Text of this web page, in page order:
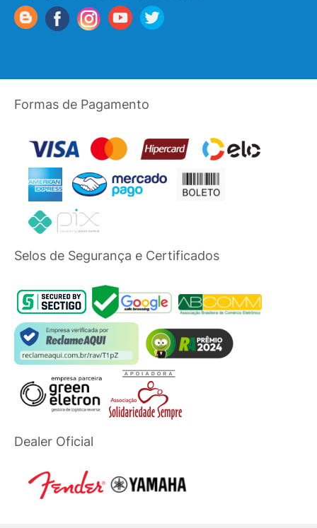
Formas de Pagamento
Selos de Segurança e Certificados
Dealer Oficial